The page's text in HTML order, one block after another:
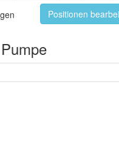
Positionen